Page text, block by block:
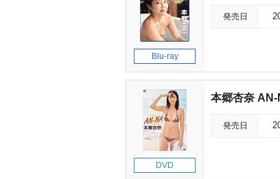
Blu-ray
発売日
DVD
本郷杏奈 AN-
発売日